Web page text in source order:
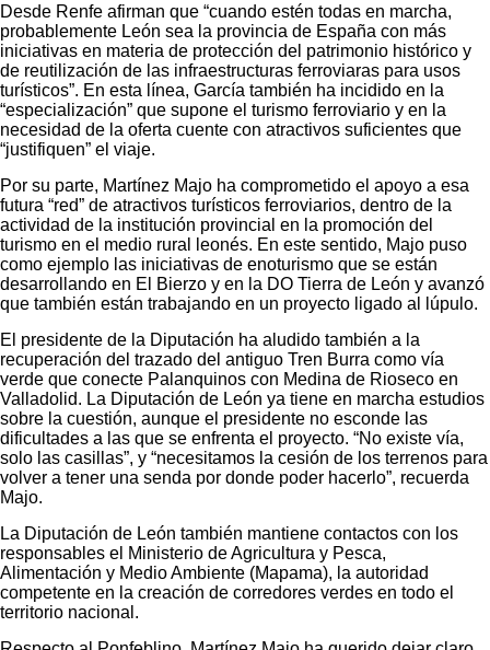
Desde Renfe afirman que “cuando estén todas en marcha,
probablemente León sea la provincia de España con más
iniciativas en materia de protección del patrimonio histórico y
de reutilización de las infraestructuras ferroviaras para usos
turísticos”. En esta línea, García también ha incidido en la
“especialización” que supone el turismo ferroviario y en la
necesidad de la oferta cuente con atractivos suficientes que
“justifiquen” el viaje.
Por su parte, Martínez Majo ha comprometido el apoyo a esa
futura “red” de atractivos turísticos ferroviarios, dentro de la
actividad de la institución provincial en la promoción del
turismo en el medio rural leonés. En este sentido, Majo puso
como ejemplo las iniciativas de enoturismo que se están
desarrollando en El Bierzo y en la DO Tierra de León y avanzó
que también están trabajando en un proyecto ligado al lúpulo.
El presidente de la Diputación ha aludido también a la
recuperación del trazado del antiguo Tren Burra como vía
verde que conecte Palanquinos con Medina de Rioseco en
Valladolid. La Diputación de León ya tiene en marcha estudios
sobre la cuestión, aunque el presidente no esconde las
dificultades a las que se enfrenta el proyecto. “No existe vía,
solo las casillas”, y “necesitamos la cesión de los terrenos para
volver a tener una senda por donde poder hacerlo”, recuerda
Majo.
La Diputación de León también mantiene contactos con los
responsables el Ministerio de Agricultura y Pesca,
Alimentación y Medio Ambiente (Mapama), la autoridad
competente en la creación de corredores verdes en todo el
territorio nacional.